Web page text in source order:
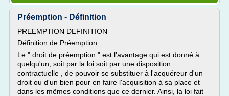
Préemption - Définition
PREEMPTION DEFINITION
Définition de Préemption
Le " droit de préemption " est l'avantage qui est donné à
quelqu'un, soit par la loi soit par une disposition
contractuelle , de pouvoir se substituer à l'acquéreur d'un
droit ou d'un bien pour en faire l'acquisition à sa place et
dans les mêmes conditions que ce dernier. Ainsi, la loi fait